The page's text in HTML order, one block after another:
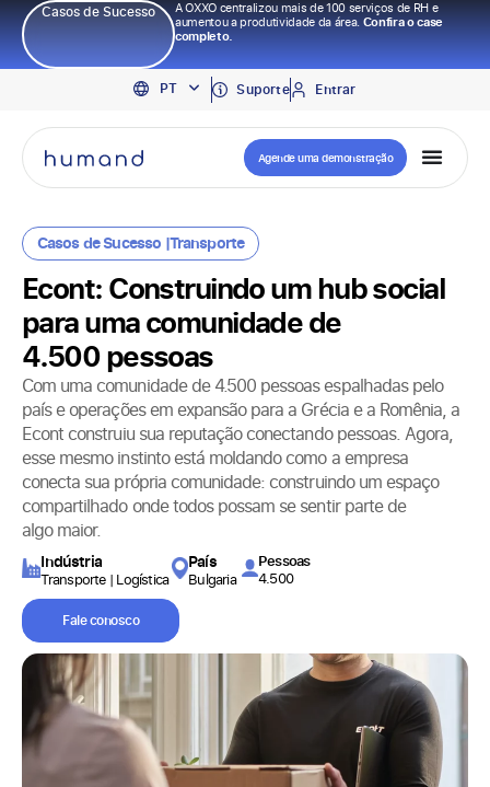
Casos de Sucesso
A OXXO centralizou mais de 100 serviços de RH e
aumentou a produtividade da área.Confira o case
completo.
PT
EN
ES
Suporte Entrar
Agende uma demonstração
Casos de Sucesso |Transporte
Econt: Construindo um hub social
para uma comunidade de
4.500 pessoas
Com uma comunidade de 4.500 pessoas espalhadas pelo
país e operações em expansão para a Grécia e a Romênia, a
Econt construiu sua reputação conectando pessoas. Agora,
esse mesmo instinto está moldando como a empresa
conecta sua própria comunidade: construindo um espaço
compartilhado onde todos possam se sentir parte de
algo maior.
Indústria
Transporte | Logística
País
Bulgaria
Pessoas
4.500
Fale conosco